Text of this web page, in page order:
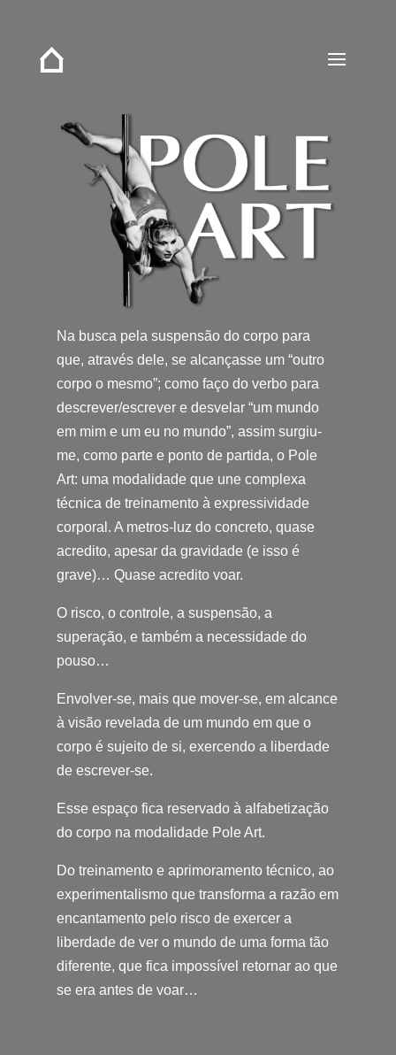
Na busca pela suspensão do corpo para
que, através dele, se alcançasse um “outro
corpo o mesmo”; como faço do verbo para
descrever/escrever e desvelar “um mundo
em mim e um eu no mundo”, assim surgiu-
me, como parte e ponto de partida, o Pole
Art: uma modalidade que une complexa
técnica de treinamento à expressividade
corporal. A metros-luz do concreto, quase
acredito, apesar da gravidade (e isso é
grave)… Quase acredito voar.
O risco, o controle, a suspensão, a
superação, e também a necessidade do
pouso…
Envolver-se, mais que mover-se, em alcance
à visão revelada de um mundo em que o
corpo é sujeito de si, exercendo a liberdade
de escrever-se.
Esse espaço fica reservado à alfabetização
do corpo na modalidade Pole Art.
Do treinamento e aprimoramento técnico, ao
experimentalismo que transforma a razão em
encantamento pelo risco de exercer a
liberdade de ver o mundo de uma forma tão
diferente, que fica impossível retornar ao que
se era antes de voar…